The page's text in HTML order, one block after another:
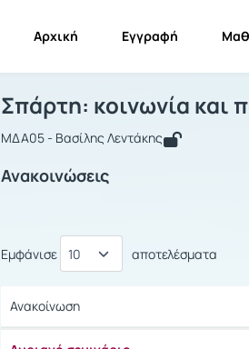
Αρχική Εγγραφή
Μάθημα : Σπάρτη:
Σπάρτη: κοινωνία και
ΜΔΑ05 - Βασίλης Λεντάκης
Ανακοινώσεις
Εμφάνισε αποτελέσματα
Ανακοίνωση